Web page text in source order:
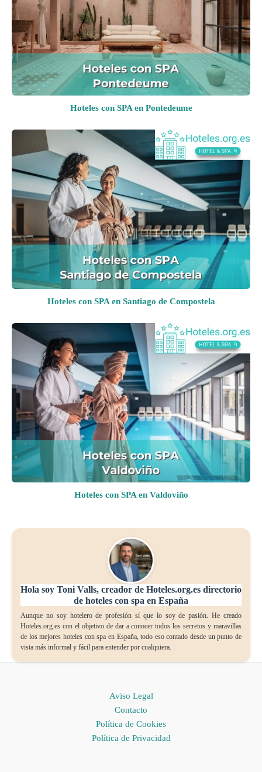
Hoteles con SPA en Pontedeume
Hoteles con SPA en Santiago de Compostela
Hoteles con SPA en Valdoviño
Hola soy Toni Valls, creador de Hoteles.org.es directorio
de hoteles con spa en España
Aunque no soy hotelero de profesión sí que lo soy de pasión. He creado
Hoteles.org.es con el objetivo de dar a conocer todos los secretos y maravillas
de los mejores hoteles con spa en España, todo eso contado desde un punto de
vista más informal y fácil para entender por cualquiera.
Aviso Legal
Contacto
Política de Cookies
Política de Privacidad